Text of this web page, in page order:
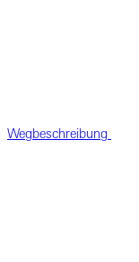
Wegbeschreibung